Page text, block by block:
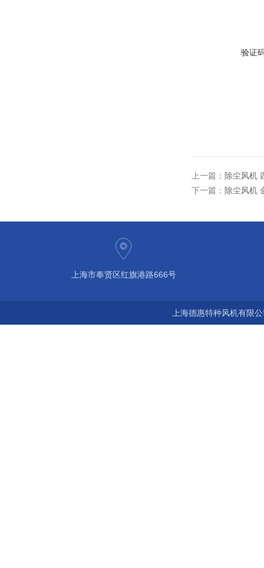
验证
上一篇： 除尘风机
下一篇： 除尘风机
上海市奉贤区红旗港路666号
上海德惠特种风机有限